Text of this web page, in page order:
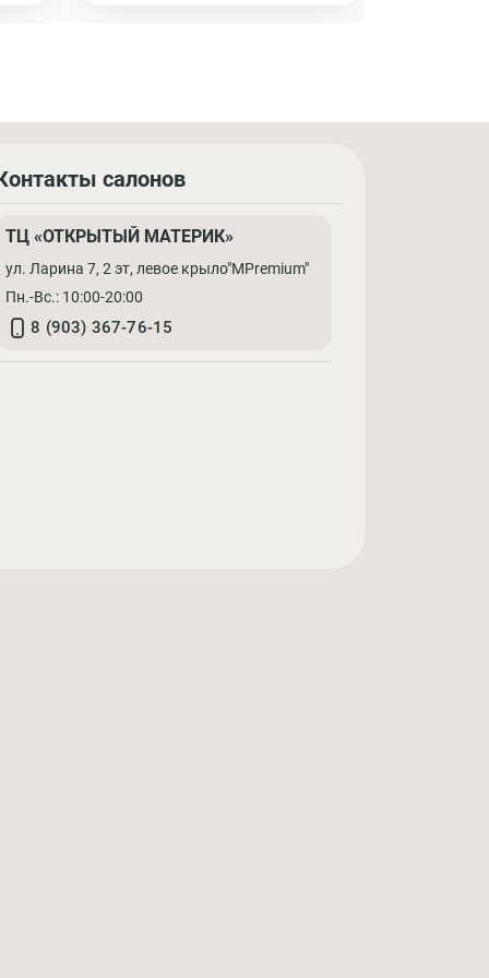
салонов
ТЦ «ОТКРЫТЫЙ МАТЕРИК»
ул. Ларина 7, 2 эт, левое крыло"MPremium"
Пн.-Вс.: 10:00-20:00
8 (903) 367-76-15